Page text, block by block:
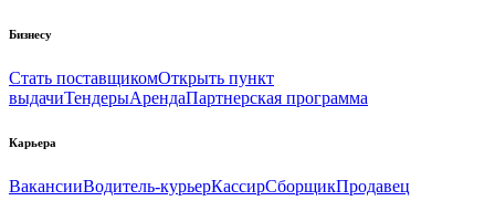
Бизнесу
Стать поставщикомОткрыть пункт
выдачиТендерыАрендаПартнерская программа
Карьера
ВакансииВодитель-курьерКассирСборщикПродавец